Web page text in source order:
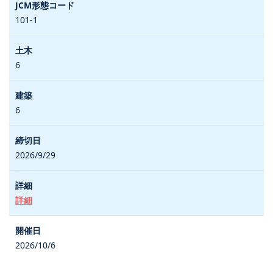
101-1
6
6
2026/9/29
詳細
2026/10/6